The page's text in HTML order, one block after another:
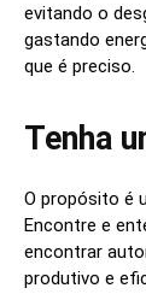
evitando o
gastando
que é preciso.
Tenha
O propósito é
Encontre e
encontrar
produtivo e